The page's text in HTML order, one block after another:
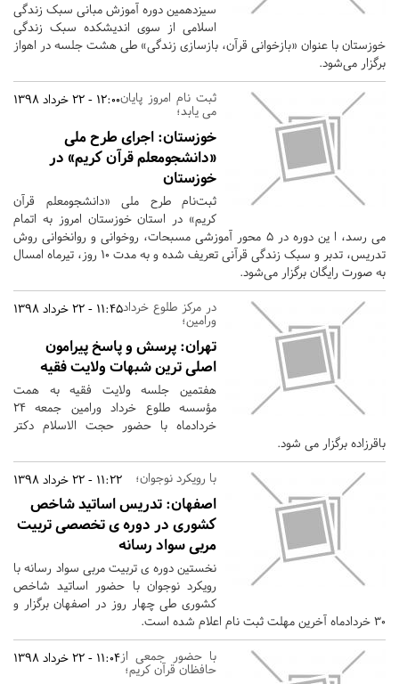
سیزدهمین دوره آموزش مبانی سبک زندگی
اسلامی از سوی اندیشکده سبک زندگی
خوزستان با عنوان «بازخوانی قرآن، بازسازی زندگی» طی هشت جلسه در اهواز
برگزار می‌شود.
12:00 - 22 خرداد 1398ثبت نام امروز پایان
می یابد؛
خوزستان: اجرای طرح ملی
«دانشجومعلم قرآن کریم» در
خوزستان
ثبت‌نام طرح ملی «دانشجومعلم قرآن
کریم» در استان خوزستان امروز به اتمام
می رسد، ا ین دوره در ۵ محور آموزشی مسبحات، روخوانی و روانخوانی روش
تدریس، تدبر و سبک زندگی قرآنی تعريف شده و به مدت ۱۰ روز، تيرماه امسال
به صورت رایگان برگزار می‌شود.
11:45 - 22 خرداد 1398در مرکز طلوع خرداد
ورامین؛
تهران: پرسش و پاسخ پیرامون
اصلی ترین شبهات ولایت فقیه
هفتمین جلسه ولایت فقیه به همت
مؤسسه طلوع خرداد ورامین جمعه 24
خردادماه با حضور حجت الاسلام دکتر
باقرزاده برگزار می شود.
11:22 - 22 خرداد 1398 با رویکرد نوجوان؛
اصفهان: تدریس اساتید شاخص
کشوری در دوره ی تخصصی تربیت
مربی سواد رسانه
نخستین دوره ی تربیت مربی سواد رسانه با
رویکرد نوجوان با حضور اساتید شاخص
کشوری طی چهار روز در اصفهان برگزار و
30 خردادماه آخرین مهلت ثبت نام اعلام شده است.
11:04 - 22 خرداد 1398با حضور جمعی از
حافظان قرآن کریم؛